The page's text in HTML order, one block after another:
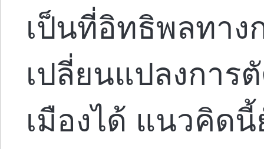
เป็นที่อิทธิพลทาง
เปลี่ยนแปลงการ
เมืองได้ แนวคิด